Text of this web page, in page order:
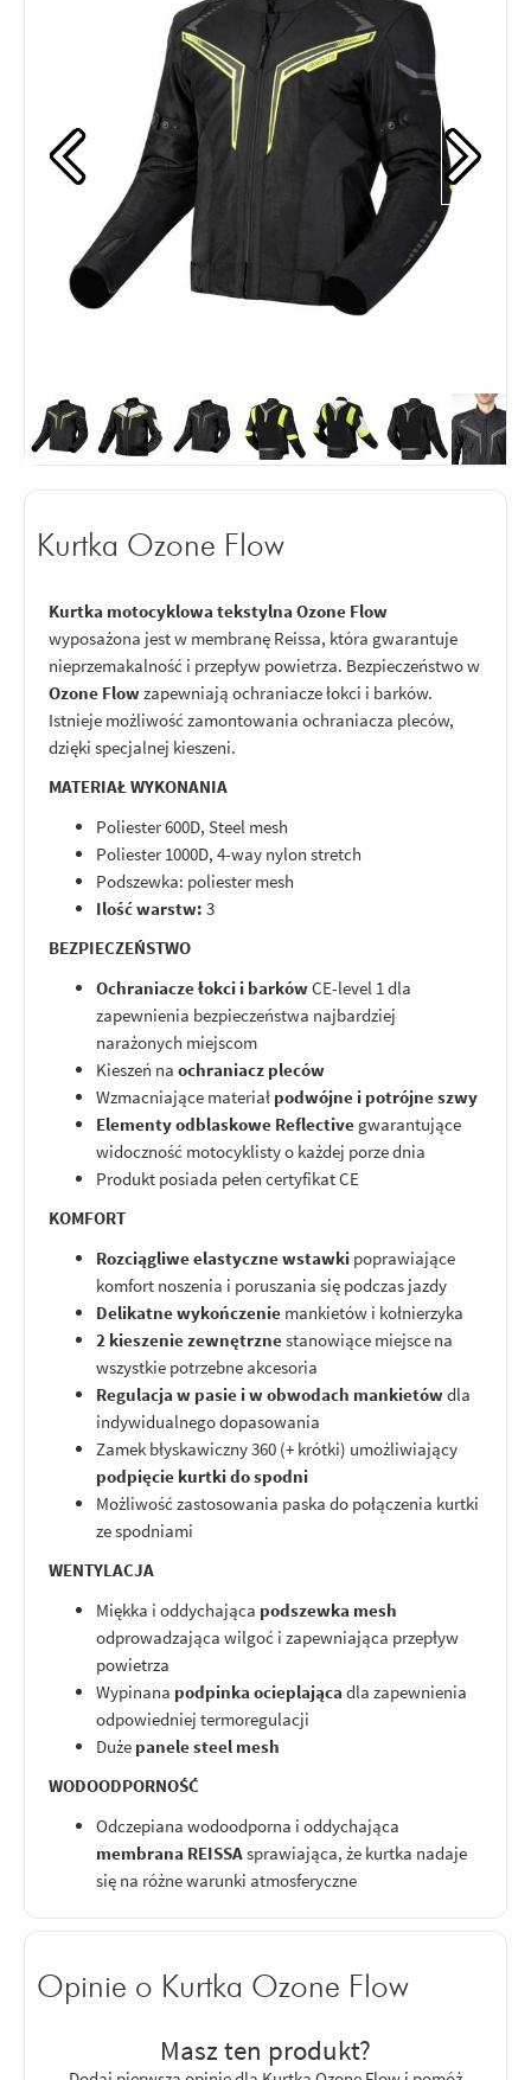
Kurtka Ozone Flow
Kurtka motocyklowa tekstylna Ozone Flow
wyposażona jest w membranę Reissa, która gwarantuje
nieprzemakalność i przepływ powietrza. Bezpieczeństwo w
Ozone Flowzapewniają ochraniacze łokci i barków.
Istnieje możliwość zamontowania ochraniacza pleców,
dzięki specjalnej kieszeni.
MATERIAŁ WYKONANIA
Poliester 600D, Steel mesh
Poliester 1000D, 4-way nylon stretch
Podszewka: poliester mesh
Ilość warstw: 3
BEZPIECZEŃSTWO
Ochraniacze łokci i barkówCE-level 1 dla
zapewnienia bezpieczeństwa najbardziej
narażonych miejscom
Kieszeń na ochraniacz pleców
Wzmacniające materiał podwójne i potrójne szwy
Elementy odblaskowe Reflective gwarantujące
widoczność motocyklisty o każdej porze dnia
Produkt posiada pełen certyfikat CE
KOMFORT
Rozciągliwe elastyczne wstawki poprawiające
komfort noszenia i poruszania się podczas jazdy
Delikatne wykończenie mankietów i kołnierzyka
2 kieszenie zewnętrznestanowiące miejsce na
wszystkie potrzebne akcesoria
Regulacja w pasie i w obwodach mankietówdla
indywidualnego dopasowania
Zamek błyskawiczny 360 (+ krótki) umożliwiający
podpięcie kurtki do spodni
Możliwość zastosowania paska do połączenia kurtki
ze spodniami
WENTYLACJA
Miękka i oddychająca podszewka mesh
odprowadzająca wilgoć i zapewniająca przepływ
powietrza
Wypinana podpinka ocieplająca dla zapewnienia
odpowiedniej termoregulacji
Duże panele steel mesh
WODOODPORNOŚĆ
Odczepiana wodoodporna i oddychająca
membrana REISSAsprawiająca, że kurtka nadaje
się na różne warunki atmosferyczne
Opinie o Kurtka Ozone Flow
Masz ten produkt?